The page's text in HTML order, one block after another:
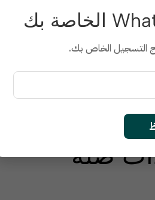
صلة
التسجيل الخاص بك.